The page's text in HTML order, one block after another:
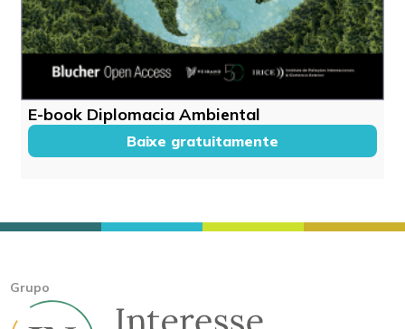
E-book Diplomacia Ambiental
Baixe gratuitamente
Grupo